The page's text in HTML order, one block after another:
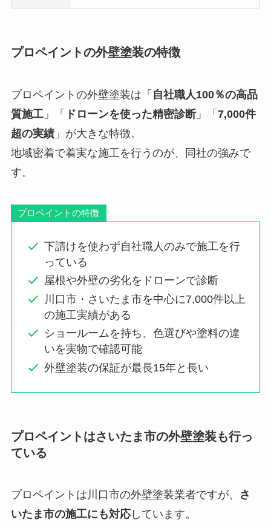
プロペイントの外壁塗装の特徴
プロペイントの外壁塗装は「 自社職人100％の高品
質施工」「 ドローンを使った精密診断」「 7,000件
超の実績」が大きな特徴。
地域密着で着実な施工を行うのが、同社の強みで
す。
プロペイントの特徴
下請けを使わず自社職人のみで施工を行
っている
屋根や外壁の劣化をドローンで診断
川口市・さいたま市を中心に7,000件以上
の施工実績がある
ショールームを持ち、色選びや塗料の違
いを実物で確認可能
外壁塗装の保証が最長15年と長い
プロペイントはさいたま市の外壁塗装も行っ
ている
プロペイントは川口市の外壁塗装業者ですが、
さ
いたま市の施工にも対応しています。